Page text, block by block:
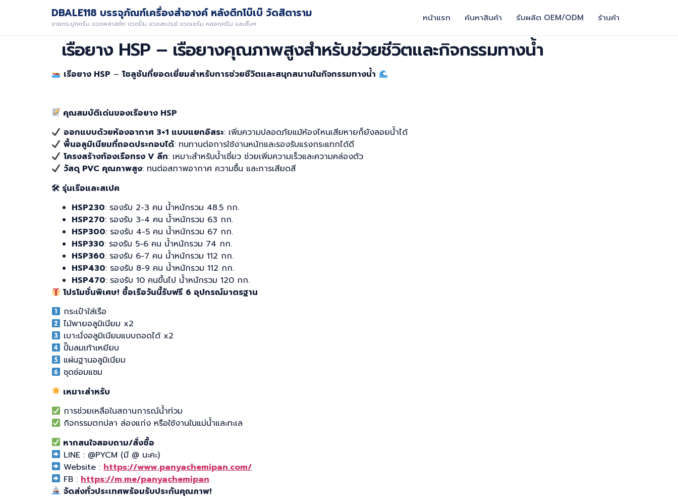
DBALE118 บรรจุภัณฑ์เครื่องสำอางค์ หลังตึกโบ๊เบ๊ วัดสิตาราม
ขายกระปุกครีม ขวดพลาสติก ขวดปั้ม ขวดสเปรย์ ขวดเซรั่ม หลอดครีม และอื่นๆ
หน้าแรก ค้นหาสินค้า รับผลิต OEM/ODM ร้านค้า
เรือยาง HSP – เรือยางคุณภาพสูงสำหรับช่วยชีวิตและกิจกรรมทางน้ำ
เรือยาง HSP –โซลูชันที่ยอดเยี่ยมสำหรับการช่วยชีวิตและสนุกสนานในกิจกรรมทางน้ำ
คุณสมบัติเด่นของเรือยาง HSP
ออกแบบด้วยห้องอากาศ 3+1 แบบแยกอิสระ: เพิ่มความปลอดภัยแม้ห้องไหนเสียหายก็ยังลอยน้ำได้
พื้นอลูมิเนียมที่ถอดประกอบได้: ทนทานต่อการใช้งานหนักและรองรับแรงกระแทกได้ดี
โครงสร้างท้องเรือทรง V ลึก: เหมาะสำหรับน้ำเชี่ยว ช่วยเพิ่มความเร็วและความคล่องตัว
วัสดุ PVC คุณภาพสูง: ทนต่อสภาพอากาศ ความชื้น และการเสียดสี
🛠 รุ่นเรือและสเปค
HSP230: รองรับ 2-3 คน น้ำหนักรวม 48.5 กก.
HSP270: รองรับ 3-4 คน น้ำหนักรวม 63 กก.
HSP300: รองรับ 4-5 คน น้ำหนักรวม 67 กก.
HSP330: รองรับ 5-6 คน น้ำหนักรวม 74 กก.
HSP360: รองรับ 6-7 คน น้ำหนักรวม 112 กก.
HSP430: รองรับ 8-9 คน น้ำหนักรวม 112 กก.
HSP470: รองรับ 10 คนขึ้นไป น้ำหนักรวม 120 กก.
โปรโมชั่นพิเศษ! ซื้อเรือวันนี้รับฟรี 6 อุปกรณ์มาตรฐาน
กระเป๋าใส่เรือ
ไม้พายอลูมิเนียม x2
เบาะนั่งอลูมิเนียมแบบถอดได้ x2
ปั๊มลมเท้าเหยียบ
แผ่นฐานอลูมิเนียม
ชุดซ่อมแซม
เหมาะสำหรับ
การช่วยเหลือในสถานการณ์น้ำท่วม
กิจกรรมตกปลา ล่องแก่ง หรือใช้งานในแม่น้ำและทะเล
หากสนใจสอบถาม/สั่งซื้อ
LINE : @PYCM (มี @ นะคะ)
Website : https://www.panyachemipan.com/
FB : https://m.me/panyachemipan
จัดส่งทั่วประเทศพร้อมรับประกันคุณภาพ!